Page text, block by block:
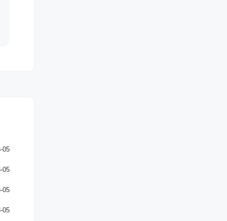
05
05
05
05